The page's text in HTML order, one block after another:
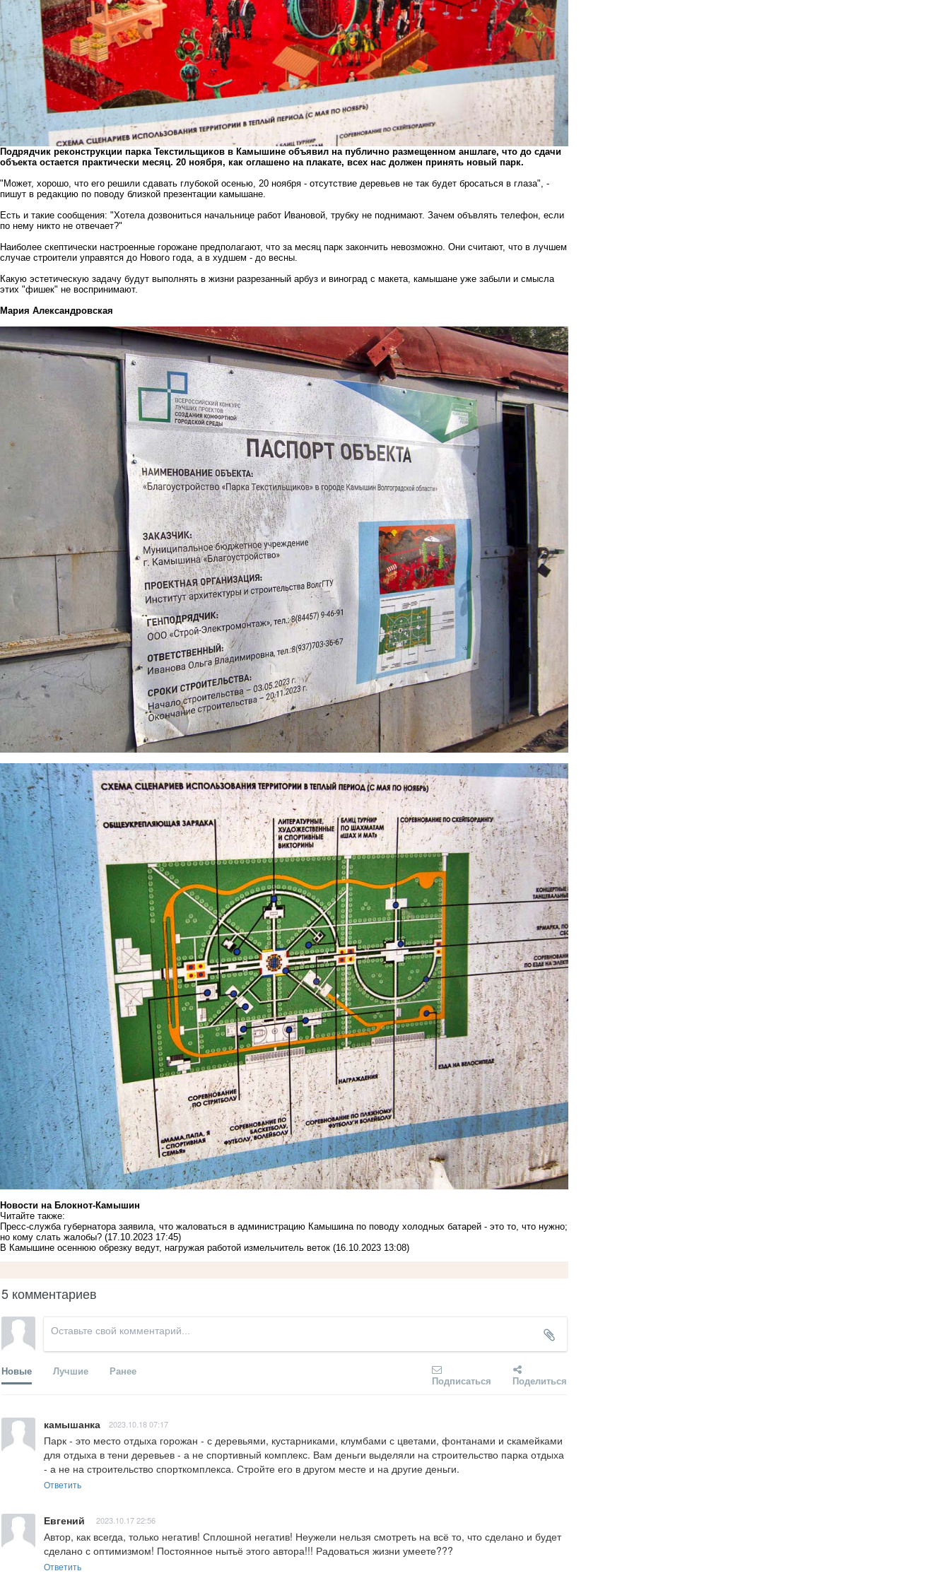
Подрядчик реконструкции парка Текстильщиков в Камышине объявил на публично размещенном аншлаге, что до сдачи
объекта остается практически месяц. 20 ноября, как оглашено на плакате, всех нас должен принять новый парк.
"Может, хорошо, что его решили сдавать глубокой осенью, 20 ноября - отсутствие деревьев не так будет бросаться в глаза", -
пишут в редакцию по поводу близкой презентации камышане.
Есть и такие сообщения: "Хотела дозвониться начальнице работ Ивановой, трубку не поднимают. Зачем объвлять телефон, если
по нему никто не отвечает?"
Наиболее скептически настроенные горожане предполагают, что за месяц парк закончить невозможно. Они считают, что в лучшем
случае строители управятся до Нового года, а в худшем - до весны.
Какую эстетическую задачу будут выполнять в жизни разрезанный арбуз и виноград с макета, камышане уже забыли и смысла
этих "фишек" не воспринимают.
Мария Александровская
Новости на Блoкнoт-Камышин
Читайте также:
Пресс-служба губернатора заявила, что жаловаться в администрацию Камышина по поводу холодных батарей - это то, что нужно;
но кому слать жалобы? (17.10.2023 17:45)
В Камышине осеннюю обрезку ведут, нагружая работой измельчитель веток (16.10.2023 13:08)
5 комментариев
Новые Лучшие Ранее
Подписаться Поделиться
камышанка 2023.10.18 07:17
Парк - это место отдыха горожан - с деревьями, кустарниками, клумбами с цветами, фонтанами и скамейками
для отдыха в тени деревьев - а не спортивный комплекс. Вам деньги выделяли на строительство парка отдыха
- а не на строительство спорткомплекса. Стройте его в другом месте и на другие деньги.
Ответить
Евгений 2023.10.17 22:56
Автор, как всегда, только негатив! Сплошной негатив! Неужели нельзя смотреть на всё то, что сделано и будет
сделано с оптимизмом! Постоянное нытьё этого автора!!! Радоваться жизни умеете???
Ответить